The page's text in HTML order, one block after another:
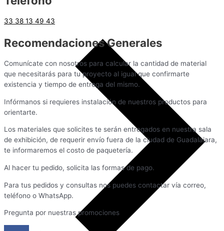
33 38 13 49 43
Recomendaciones Generales
Comunícate con nosotros para calcular la cantidad de material
que necesitarás para tu proyecto al igual que confirmarte
existencia y tiempo de entrega del mismo.
Infórmanos si requieres instalación de nuestros productos para
orientarte.
Los materiales que solicites te serán entregados en nuestra sala
de exhibición, de requerir envío fuera de la ciudad de Guadalajara,
te informaremos el costo de paquetería.
Al hacer tu pedido, solicita las formas de pago.
Para tus pedidos y consultas nos puedes contactar vía correo,
teléfono o WhatsApp.
Pregunta por nuestras promociones